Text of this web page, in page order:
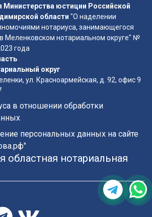
Министерства юстиции Российской
области "О наделении
нотариуса, занимающегося
Меленковском нотариальном округе" №
года
округ
ул. Красноармейская, д. 92, офис 9
в отношении обработки
персональных данных на сайте
областная нотариальная